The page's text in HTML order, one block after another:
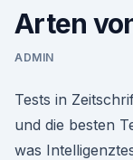
Arten
ADMIN
Tests in
und die besten
was